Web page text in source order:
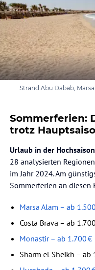
Strand Abu Dabab,
Sommerferien:
trotz
Urlaub in der
28 analysierten
im Jahr 2024. Am
Sommerferien an diesen
Marsa Alam – ab
Costa Brava – ab
Monastir – ab 1.700 €
Sharm el Sheikh – ab